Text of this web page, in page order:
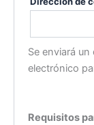
Se enviará
electrónico
Requisitos